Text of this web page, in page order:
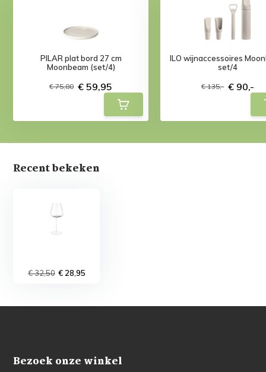
PILAR plat bord 27 cm
Moonbeam (set/4)
€ 75,80 € 59,95
ILO wijnaccessoires
set/4
€ 135,- € 90,-
Recent bekeken
€ 32,50 € 28,95
Bezoek onze winkel